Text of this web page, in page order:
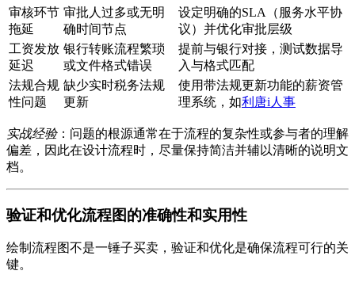
审核环节
拖延
审批人过多或无明
确时间节点
设定明确的SLA（服务水平协
议）并优化审批层级
工资发放
延迟
银行转账流程繁琐
或文件格式错误
提前与银行对接，测试数据导
入与格式匹配
法规合规
性问题
缺少实时税务法规
更新
使用带法规更新功能的薪资管
理系统，如利唐i人事
实战经验：问题的根源通常在于流程的复杂性或参与者的理解
偏差，因此在设计流程时，尽量保持简洁并辅以清晰的说明文
档。
验证和优化流程图的准确性和实用性
绘制流程图不是一锤子买卖，验证和优化是确保流程可行的关
键。